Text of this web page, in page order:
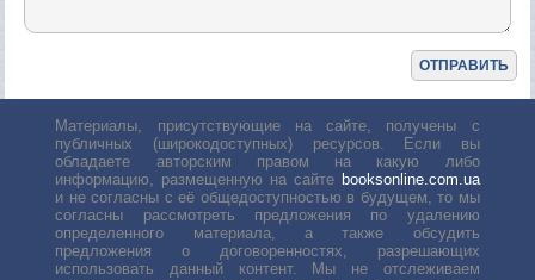
Материалы, присутствующие на сайте, получены с
публичных (широкодоступных) ресурсов. Если вы
обладаете авторским правом на какую либо
информацию, размещенную на сайте booksonline.com.ua
и не согласны с её общедоступностью в будущем, то мы
согласны рассмотреть предложения по удалению
определенного материала, а также обсудить
предложения о договоренностях, разрешающих
использовать данный контент. Мы не отслеживаем